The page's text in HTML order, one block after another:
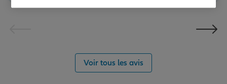
Voir tous les avis